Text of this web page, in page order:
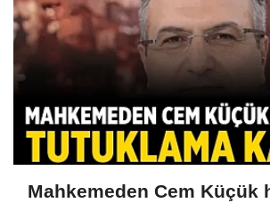
Mahkemeden Cem Küçük